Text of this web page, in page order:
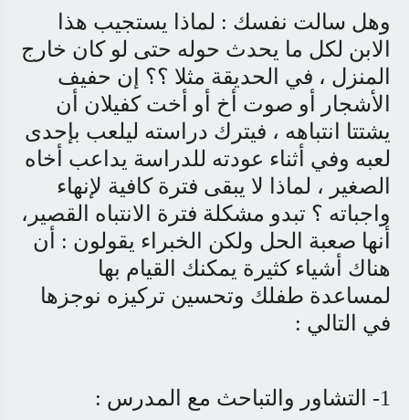
وهل سالت نفسك : لماذا يستجيب هذا
الابن لكل ما يحدث حوله حتى لو كان خارج
المنزل ، في الحديقة مثلا ؟؟ إن حفيف
الأشجار أو صوت أخ أو أخت كفيلان أن
يشتتا انتباهه ، فيترك دراسته ليلعب بإحدى
لعبه وفي أثناء عودته للدراسة يداعب أخاه
الصغير ، لماذا لا يبقى فترة كافية لإنهاء
واجباته ؟ تبدو مشكلة فترة الانتباه القصير،
أنها صعبة الحل ولكن الخبراء يقولون : أن
هناك أشياء كثيرة يمكنك القيام بها
لمساعدة طفلك وتحسين تركيزه نوجزها
في التالي :
1- التشاور والتباحث مع المدرس :